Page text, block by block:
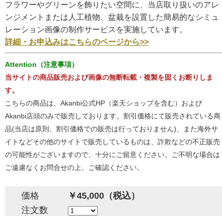
フラワーやグリーンを飾りたい空間に、当店取り扱いのアレ
ンジメントまたは人工植物、盆栽を設置した簡易的なシミュ
レーション画像の制作サービスを実施しています。
詳細・お申込みはこちらのページから>>
Attention（注意事項）
当サイトの商品販売および画像の無断転載・複製を固くお断りしま
す。
こちらの商品は、Akanbi公式HP（楽天ショップを含む）および
Akanbi店頭のみで販売しております。割引価格にて販売されている商
品(当店は原則、割引価格での販売は行っておりません)、また海外サ
イトなどその他のサイトで販売しているものは、詐欺などの不正販売
の可能性がございますので、十分にご留意ください。ご不明な場合は
ご遠慮なくお問合せの上、ご確認ください。
価格
￥45,000（税込）
注文数